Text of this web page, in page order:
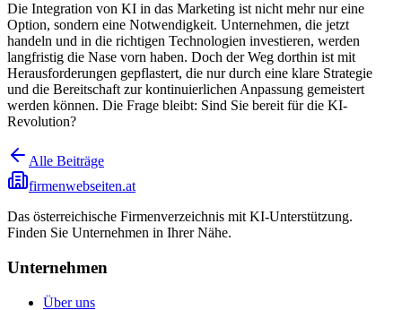
Die Integration von KI in das Marketing ist nicht mehr nur eine
Option, sondern eine Notwendigkeit. Unternehmen, die jetzt
handeln und in die richtigen Technologien investieren, werden
langfristig die Nase vorn haben. Doch der Weg dorthin ist mit
Herausforderungen gepflastert, die nur durch eine klare Strategie
und die Bereitschaft zur kontinuierlichen Anpassung gemeistert
werden können. Die Frage bleibt: Sind Sie bereit für die KI-
Revolution?
Alle Beiträge
firmenwebseiten.at
Das österreichische Firmenverzeichnis mit KI-Unterstützung.
Finden Sie Unternehmen in Ihrer Nähe.
Unternehmen
Über uns